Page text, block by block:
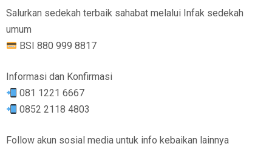
Salurkan sedekah terbaik sahabat melalui Infak sedekah
umum
BSI 880 999 8817
Informasi dan Konfirmasi
081 1221 6667
0852 2118 4803
Follow akun sosial media untuk info kebaikan lainnya